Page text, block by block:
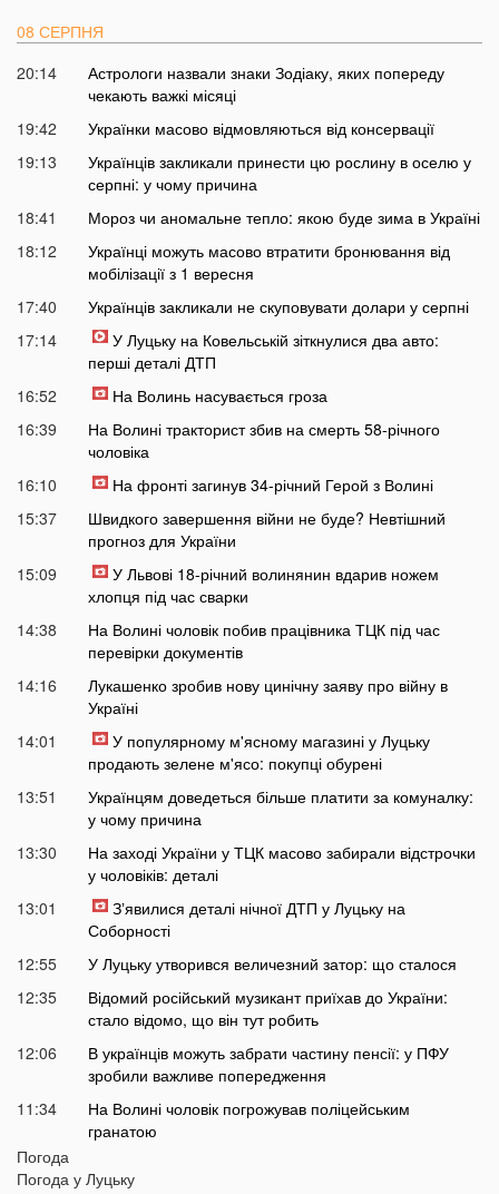
08 СЕРПНЯ
20:14
Астрологи назвали знаки Зодіаку, яких попереду
чекають важкі місяці
19:42
Українки масово відмовляються від консервації
19:13
Українців закликали принести цю рослину в оселю у
серпні: у чому причина
18:41
Мороз чи аномальне тепло: якою буде зима в Україні
18:12
Українці можуть масово втратити бронювання від
мобілізації з 1 вересня
17:40
Українців закликали не скуповувати долари у серпні
17:14
У Луцьку на Ковельській зіткнулися два авто:
перші деталі ДТП
16:52
На Волинь насувається гроза
16:39
На Волині тракторист збив на смерть 58-річного
чоловіка
16:10
На фронті загинув 34-річний Герой з Волині
15:37
Швидкого завершення війни не буде? Невтішний
прогноз для України
15:09
У Львові 18-річний волинянин вдарив ножем
хлопця під час сварки
14:38
На Волині чоловік побив працівника ТЦК під час
перевірки документів
14:16
Лукашенко зробив нову цинічну заяву про війну в
Україні
14:01
У популярному м'ясному магазині у Луцьку
продають зелене м'ясо: покупці обурені
13:51
Українцям доведеться більше платити за комуналку:
у чому причина
13:30
На заході України у ТЦК масово забирали відстрочки
у чоловіків: деталі
13:01
Зʼявилися деталі нічної ДТП у Луцьку на
Соборності
12:55
У Луцьку утворився величезний затор: що сталося
12:35
Відомий російський музикант приїхав до України:
стало відомо, що він тут робить
12:06
В українців можуть забрати частину пенсії: у ПФУ
зробили важливе попередження
11:34
На Волині чоловік погрожував поліцейським
гранатою
11:05
полиць магазинів
Погода
Погода у Луцьку